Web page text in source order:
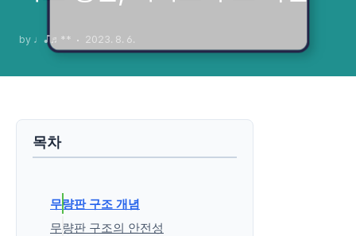
by ♩♪♬** 2023. 8. 6.
목차
무량판 구조 개념
무량판 구조의 안전성